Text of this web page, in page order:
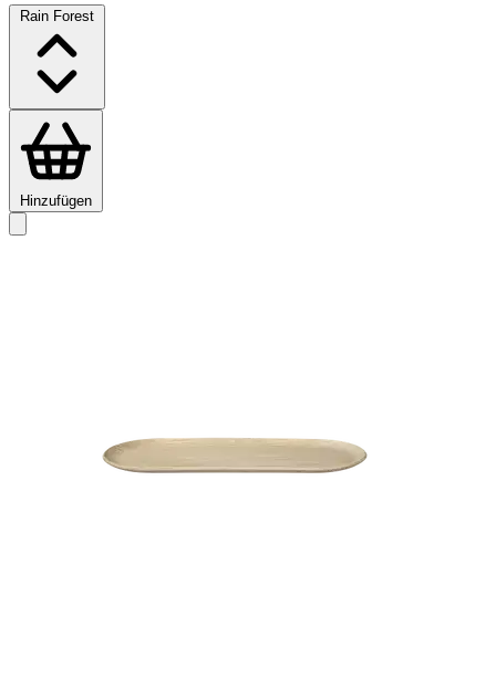
Rain Forest
Hinzufügen